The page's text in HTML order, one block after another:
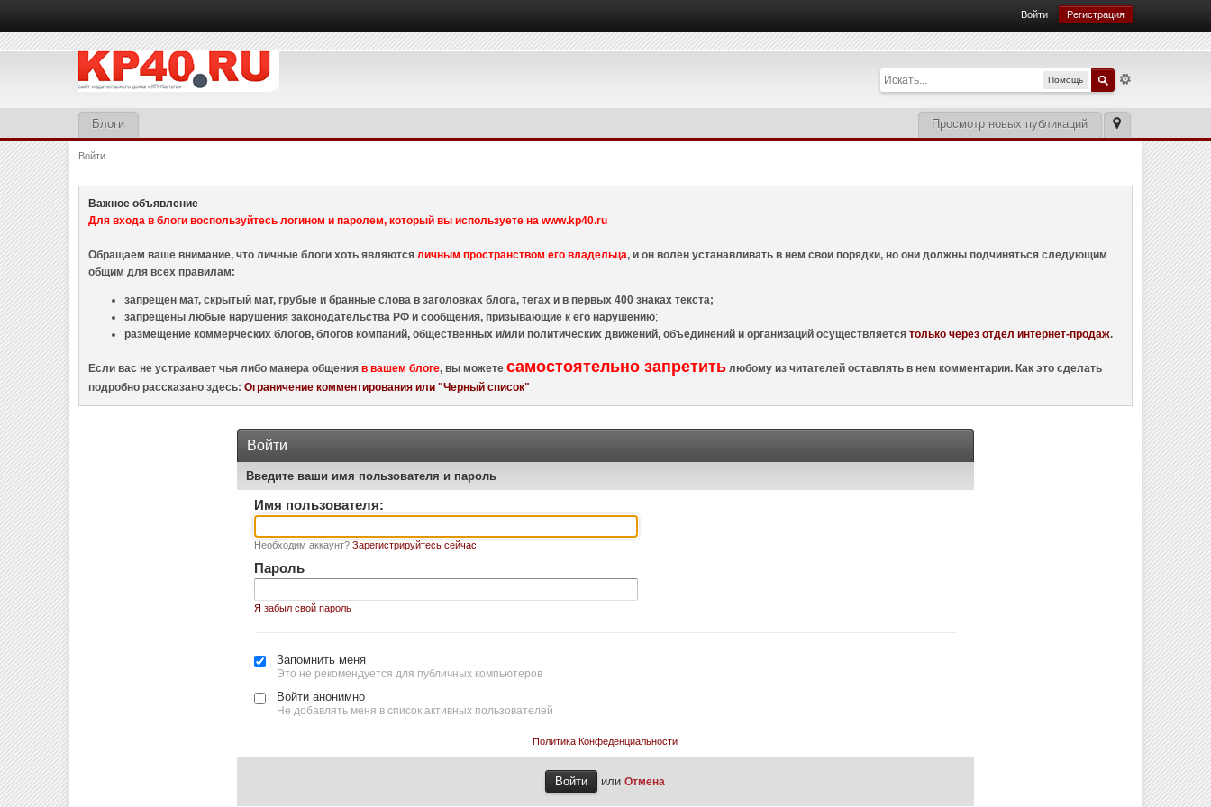
Войти Регистрация
Помощь
Просмотр новых публикаций
Блоги
Войти
Важное объявление
Для входа в блоги воспользуйтесь логином и паролем, который вы используете на www.kp40.ru
Обращаем ваше внимание, что личные блоги хоть являютсяличным пространством его владельца, и он волен устанавливать в нем свои порядки, но они должны подчиняться следующим
общим для всех правилам:
запрещен мат, скрытый мат, грубые и бранные слова в заголовках блога, тегах и в первых 400 знаках текста;
запрещены любые нарушения законодательства РФ и сообщения, призывающие к его нарушению;
размещение коммерческих блогов, блогов компаний, общественных и/или политических движений, объединений и организаций осуществляетсятолько через отдел интернет-продаж.
Если вас не устраивает чья либо манера общенияв вашем блоге, вы можетесамостоятельно запретить любому из читателей оставлять в нем комментарии. Как это сделать
подробно рассказано здесь:Ограничение комментирования или "Черный список"
Войти
Введите ваши имя пользователя и пароль
Имя пользователя:
Необходим аккаунт? Зарегистрируйтесь сейчас!
Пароль
Я забыл свой пароль
Запомнить меня
Это не рекомендуется для публичных компьютеров
Войти анонимно
Не добавлять меня в список активных пользователей
Политика Конфеденциальности
илиОтмена